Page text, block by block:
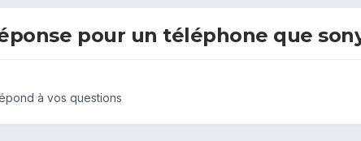
pour un téléphone que
à vos questions